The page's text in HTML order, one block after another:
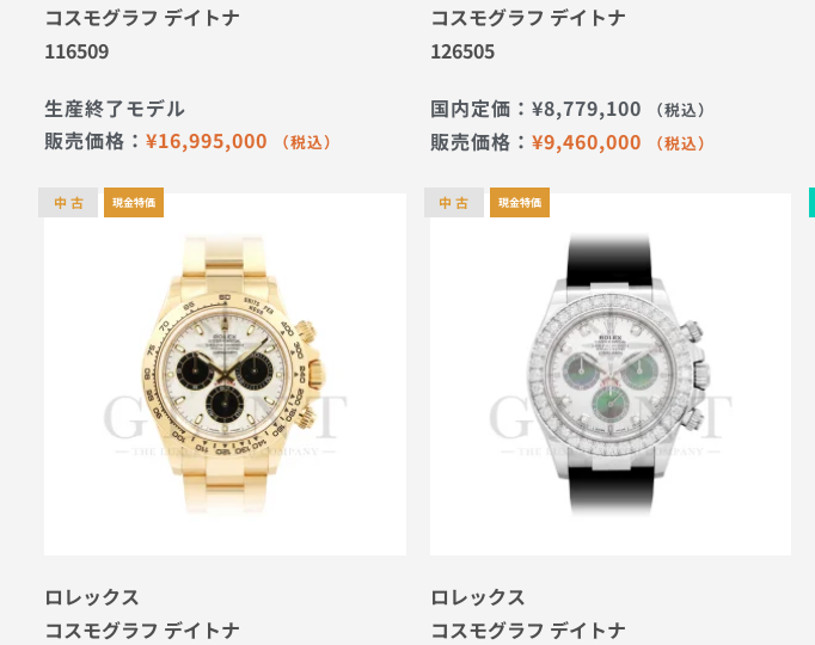
コスモグラフ デイトナ
116509
生産終了モデル
販売価格： ¥16,995,000 （税込）
コスモグラフ デイトナ
126505
国内定価： ¥8,779,100 （税込）
販売価格： ¥9,460,000 （税込）
中 古 現金特価
ロレックス
コスモグラフ デイトナ
中 古 現金特価
ロレックス
コスモグラフ デイトナ